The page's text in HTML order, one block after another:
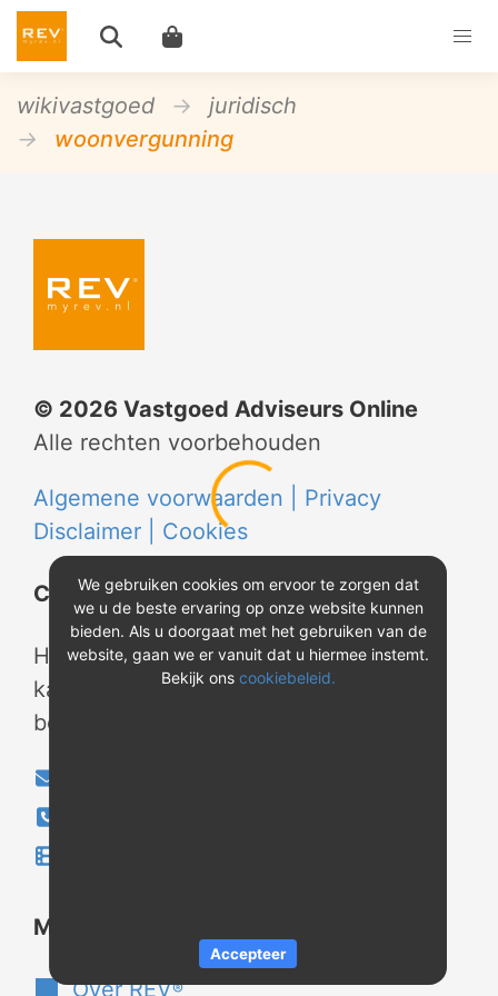
wikivastgoed
juridisch
woonvergunning
© 2026 Vastgoed Adviseurs Online
Alle rechten voorbehouden
Algemene voorwaarden | Privacy
Disclaimer | Cookies
Contact
Heeft u vragen? Neem tijdens
kantooruren contact met ons op of
bekijk onze instructievideo's.
Meer over REV
Over REV®
We gebruiken cookies om ervoor te zorgen dat
we u de beste ervaring op onze website kunnen
bieden. Als u doorgaat met het gebruiken van de
website, gaan we er vanuit dat u hiermee instemt.
Bekijk ons cookiebeleid.
Accepteer